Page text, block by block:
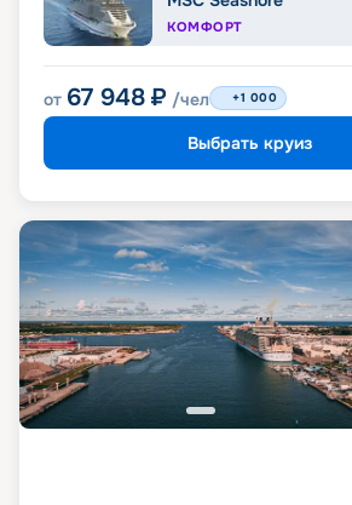
КОМФОРТ
от 67 948 ₽ /чел +1 000
Выбрать круиз